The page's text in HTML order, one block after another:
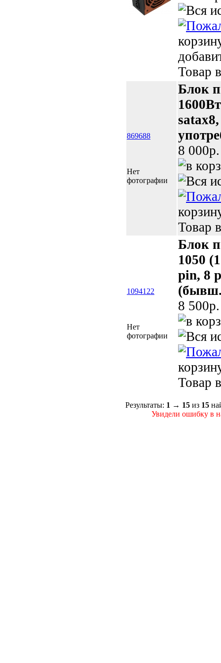
Товар
869688
Нет
фотографии
Блок
8 000p.
Товар
1094122
Нет
фотографии
Блок
1050
pin, 8
(бывш.
8 500p.
Товар
Результаты: 1 → 15 из 15
Увидели ошибку в